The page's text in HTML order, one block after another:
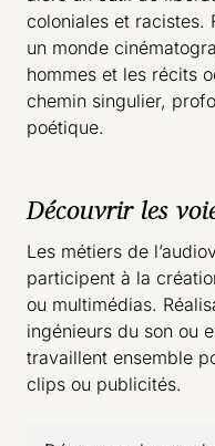
coloniales et racistes.
un monde
hommes et les récits
chemin singulier,
poétique.
Découvrir les
Les métiers de
participent à la
ou multimédias.
ingénieurs du son ou
travaillent ensemble
clips ou publicités.